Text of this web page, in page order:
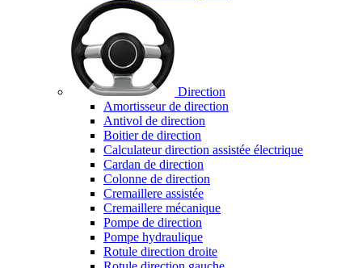
Direction
Amortisseur de direction
Antivol de direction
Boitier de direction
Calculateur direction assistée électrique
Cardan de direction
Colonne de direction
Cremaillere assistée
Cremaillere mécanique
Pompe de direction
Pompe hydraulique
Rotule direction droite